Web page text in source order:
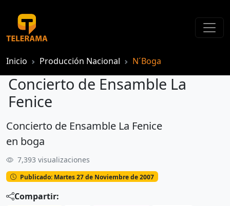
Inicio Producción Nacional N´Boga
Concierto de Ensamble La
Fenice
Concierto de Ensamble La Fenice
Concierto de Ensamble La Fenice
en boga
7,393 visualizaciones
Publicado: Martes 27 de Noviembre de 2007
Compartir: